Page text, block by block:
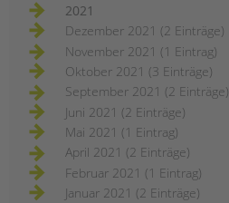
2021
Dezember 2021 (2 Einträge)
November 2021 (1 Eintrag)
Oktober 2021 (3 Einträge)
September 2021 (2 Einträge)
Juni 2021 (2 Einträge)
Mai 2021 (1 Eintrag)
April 2021 (2 Einträge)
Februar 2021 (1 Eintrag)
Januar 2021 (2 Einträge)